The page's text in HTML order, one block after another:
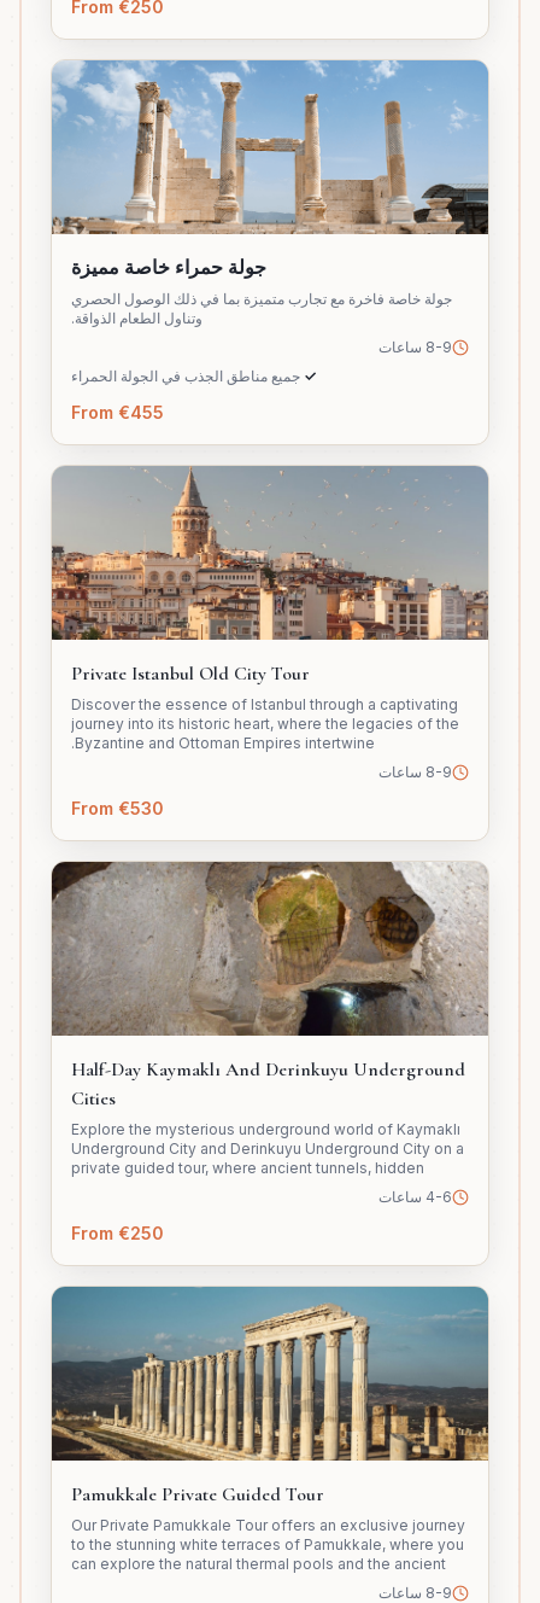
From €250
جولة حمراء خاصة مميزة
جولة خاصة فاخرة مع تجارب متميزة بما في ذلك الوصول الحصري
وتناول الطعام الذواقة.
8-9 ساعات
✓ جميع مناطق الجذب في الجولة الحمراء
From €455
Private Istanbul Old City Tour
Discover the essence of Istanbul through a captivating
journey into its historic heart, where the legacies of the
Byzantine and Ottoman Empires intertwine.
8-9 ساعات
From €530
Half-Day Kaymaklı And Derinkuyu Underground
Cities
Explore the mysterious underground world of Kaymaklı
Underground City and Derinkuyu Underground City on a
private guided tour, where ancient tunnels, hidden
chambers, and remarkable engineering reveal the
fascinating history of early civilizations in Cappadocia.
4-6 ساعات
From €250
Pamukkale Private Guided Tour
Our Private Pamukkale Tour offers an exclusive journey
to the stunning white terraces of Pamukkale, where you
can explore the natural thermal pools and the ancient
ruins of Hierapolis at your own pace with a fully
8-9 ساعات